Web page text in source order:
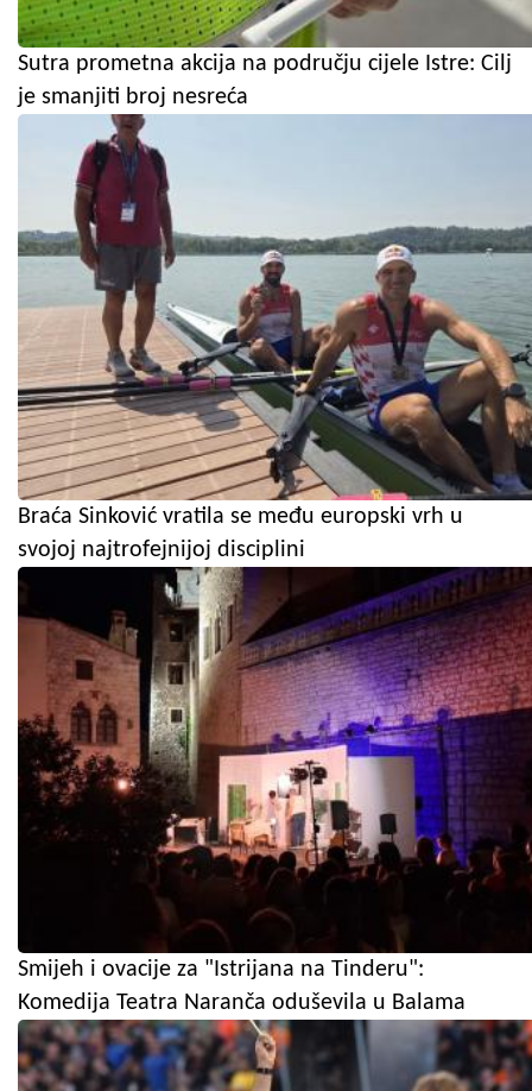
Sutra prometna akcija na području cijele Istre: Cilj
je smanjiti broj nesreća
Braća Sinković vratila se među europski vrh u
svojoj najtrofejnijoj disciplini
Smijeh i ovacije za "Istrijana na Tinderu":
Komedija Teatra Naranča oduševila u Balama